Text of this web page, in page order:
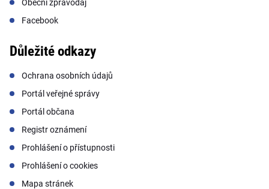
Obecní zpravodaj
Facebook
Důležité odkazy
Ochrana osobních údajů
Portál veřejné správy
Portál občana
Registr oznámení
Prohlášení o přístupnosti
Prohlášení o cookies
Mapa stránek